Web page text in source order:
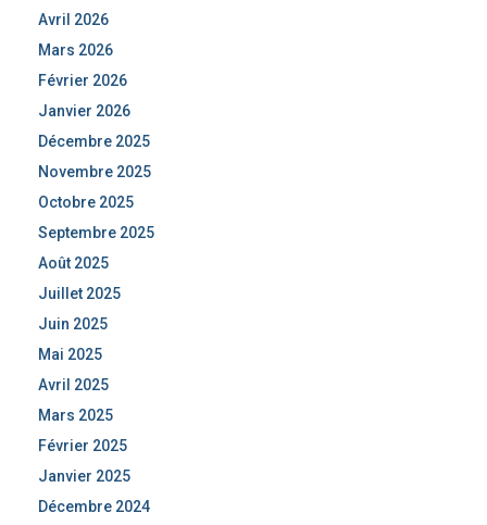
Avril 2026
Mars 2026
Février 2026
Janvier 2026
Décembre 2025
Novembre 2025
Octobre 2025
Septembre 2025
Août 2025
Juillet 2025
Juin 2025
Mai 2025
Avril 2025
Mars 2025
Février 2025
Janvier 2025
Décembre 2024